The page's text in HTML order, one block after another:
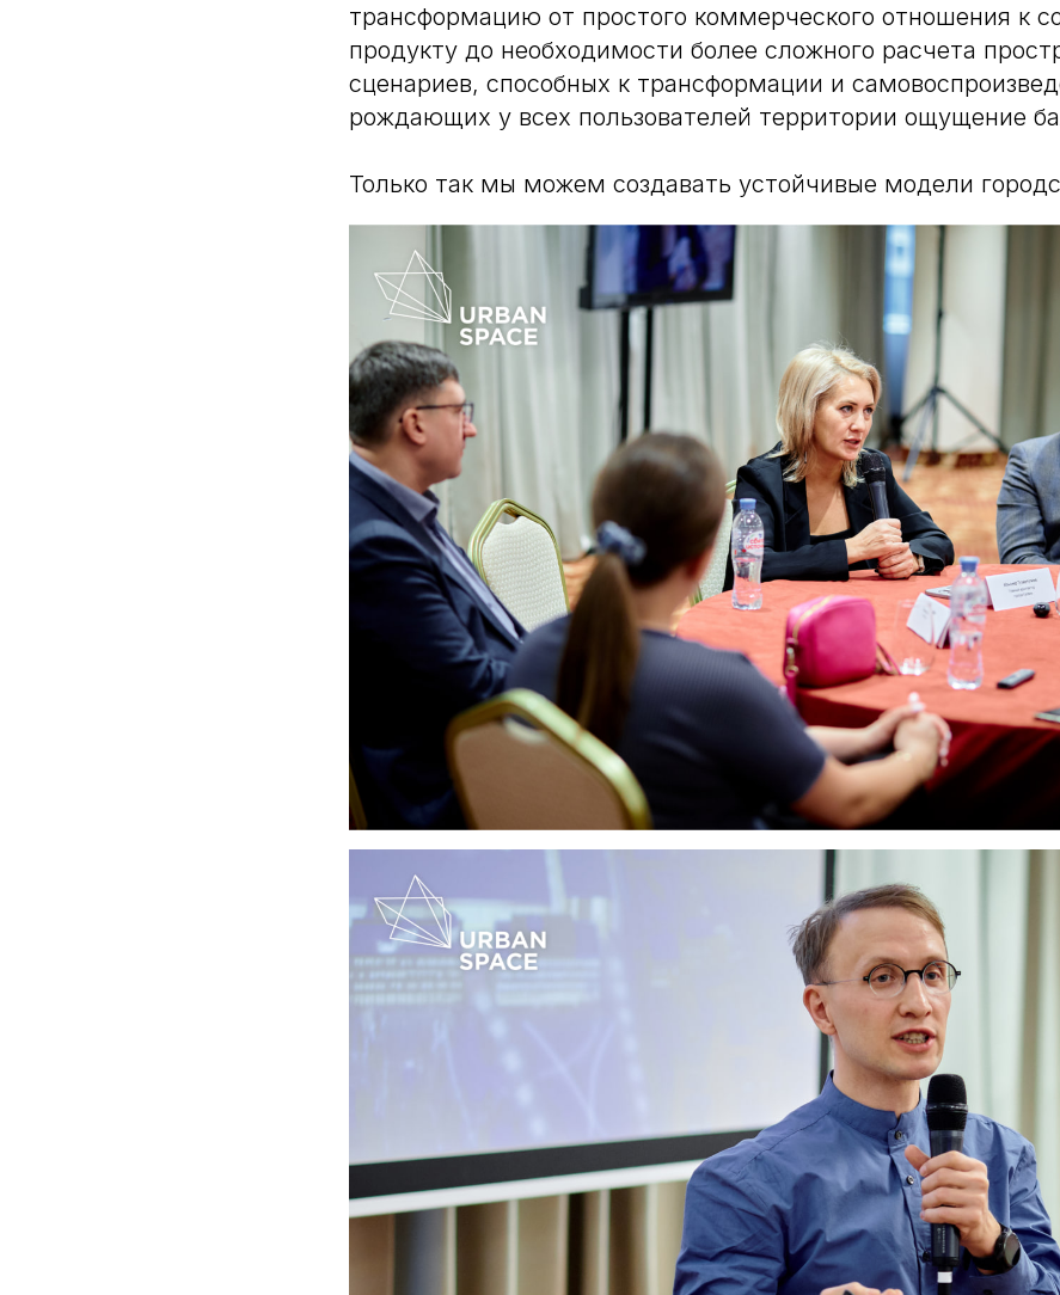
трансформацию от простого коммерческого отношения к
продукту до необходимости более сложного расчета
сценариев, способных к трансформации и
рождающих у всех пользователей территории ощущение
Только так мы можем создавать устойчивые модели